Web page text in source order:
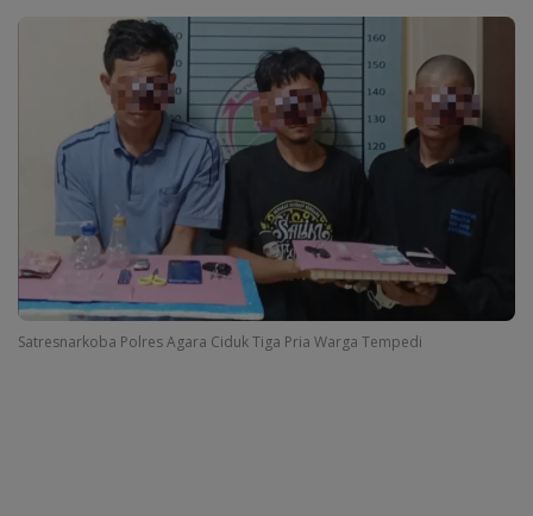
Satresnarkoba Polres Agara Ciduk Tiga Pria Warga Tempedi